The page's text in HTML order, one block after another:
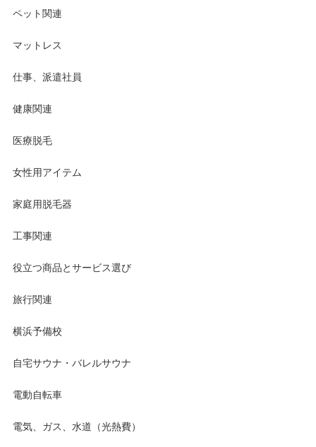
ペット関連
マットレス
仕事、派遣社員
健康関連
医療脱毛
女性用アイテム
家庭用脱毛器
工事関連
役立つ商品とサービス選び
旅行関連
横浜予備校
自宅サウナ・バレルサウナ
電動自転車
電気、ガス、水道（光熱費）